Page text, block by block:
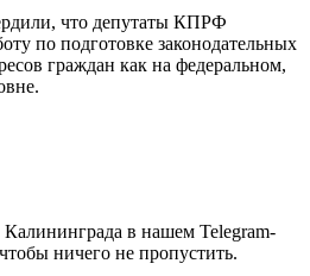
что депутаты КПРФ
по подготовке законодательных
граждан как на федеральном,
в нашем Telegram-
ничего не пропустить.